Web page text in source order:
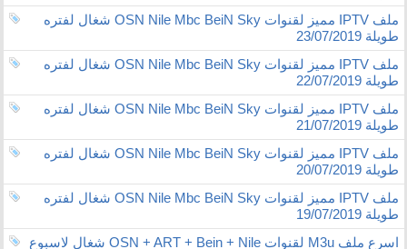
ملف IPTV مميز لقنوات OSN Nile Mbc BeiN Sky شغال لفتره
طويلة 23/07/2019
ملف IPTV مميز لقنوات OSN Nile Mbc BeiN Sky شغال لفتره
طويلة 22/07/2019
ملف IPTV مميز لقنوات OSN Nile Mbc BeiN Sky شغال لفتره
طويلة 21/07/2019
ملف IPTV مميز لقنوات OSN Nile Mbc BeiN Sky شغال لفتره
طويلة 20/07/2019
ملف IPTV مميز لقنوات OSN Nile Mbc BeiN Sky شغال لفتره
طويلة 19/07/2019
اسرع ملف M3u لقنوات OSN + ART + Bein + Nile شغال لاسبوع